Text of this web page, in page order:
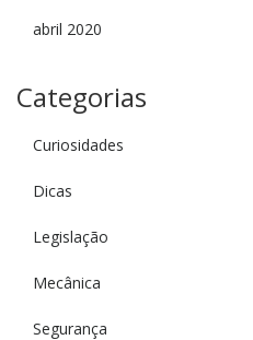
abril 2020
Categorias
Curiosidades
Dicas
Legislação
Mecânica
Segurança